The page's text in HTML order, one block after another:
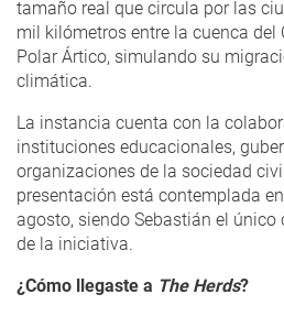
tamaño real que circula por las
mil kilómetros entre la cuenca del
Polar Ártico, simulando su
climática.
La instancia cuenta con la
instituciones educacionales,
organizaciones de la sociedad
presentación está contemplada
agosto, siendo Sebastián el
de la iniciativa.
¿Cómo llegaste a The Herds?